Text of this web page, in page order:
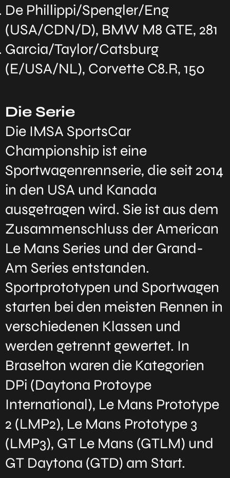
De Phillippi/Spengler/Eng
(USA/CDN/D), BMW M8 GTE, 281
Garcia/Taylor/Catsburg
(E/USA/NL), Corvette C8.R, 150
Die Serie
Die IMSA SportsCar
Championship ist eine
Sportwagenrennserie, die seit 2014
in den USA und Kanada
ausgetragen wird. Sie ist aus dem
Zusammenschluss der American
Le Mans Series und der Grand-
Am Series entstanden.
Sportprototypen und Sportwagen
starten bei den meisten Rennen in
verschiedenen Klassen und
werden getrennt gewertet. In
Braselton waren die Kategorien
DPi (Daytona Protoype
International), Le Mans Prototype
2 (LMP2), Le Mans Prototype 3
(LMP3), GT Le Mans (GTLM) und
GT Daytona (GTD) am Start.